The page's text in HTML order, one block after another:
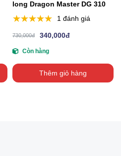
long Dragon Master DG 310
1 đánh giá
730,000đ 340,000đ
Còn hàng
Thêm giỏ hàng